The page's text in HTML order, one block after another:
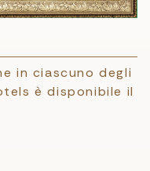
in ciascuno degli
è disponibile il